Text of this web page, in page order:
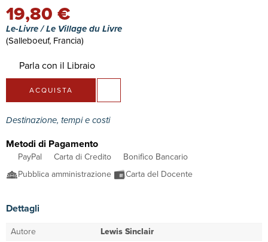
19,80 €
Le-Livre / Le Village du Livre
(Salleboeuf, Francia)
Parla con il Libraio
ACQUISTA
Destinazione, tempi e costi
Metodi di Pagamento
PayPal Carta di Credito
Bonifico Bancario
Pubblica amministrazione
Carta del Docente
Dettagli
Autore
Lewis Sinclair